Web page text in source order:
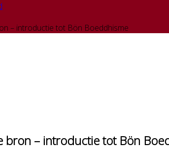
– introductie tot Bön Boeddhisme
bron – introductie tot Bön